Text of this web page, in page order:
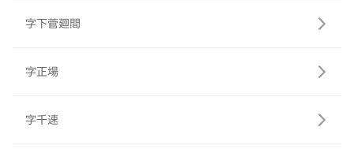
字下菅廻間
字正場
字千速